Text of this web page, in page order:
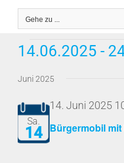
Gehe zu ...
14.06.2025 -
wählen.
Juni 2025
Sa.
14 Bürgermobil
14. Juni 2025